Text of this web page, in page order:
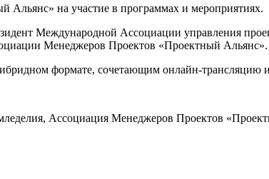
на участие в программах и мероприятиях.
Международной Ассоциации управления
Менеджеров Проектов «Проектный Альянс».
формате, сочетающим онлайн-трансляцию
Ассоциация Менеджеров Проектов